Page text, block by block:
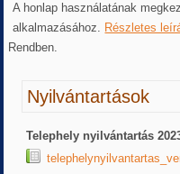
A honlap használatának
alkalmazásához. Részletes
Rendben.
Nyilvántartások
Telephely nyilvántartás